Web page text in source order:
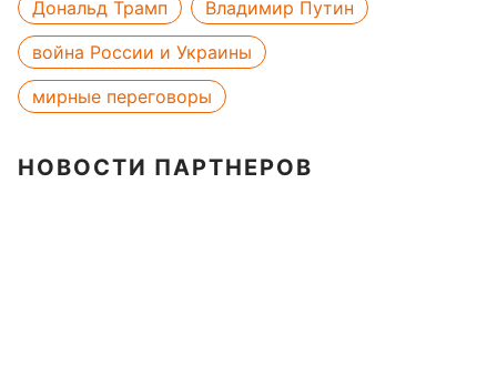
Дональд Трамп
Владимир Путин
война России и Украины
мирные переговоры
НОВОСТИ ПАРТНЕРОВ